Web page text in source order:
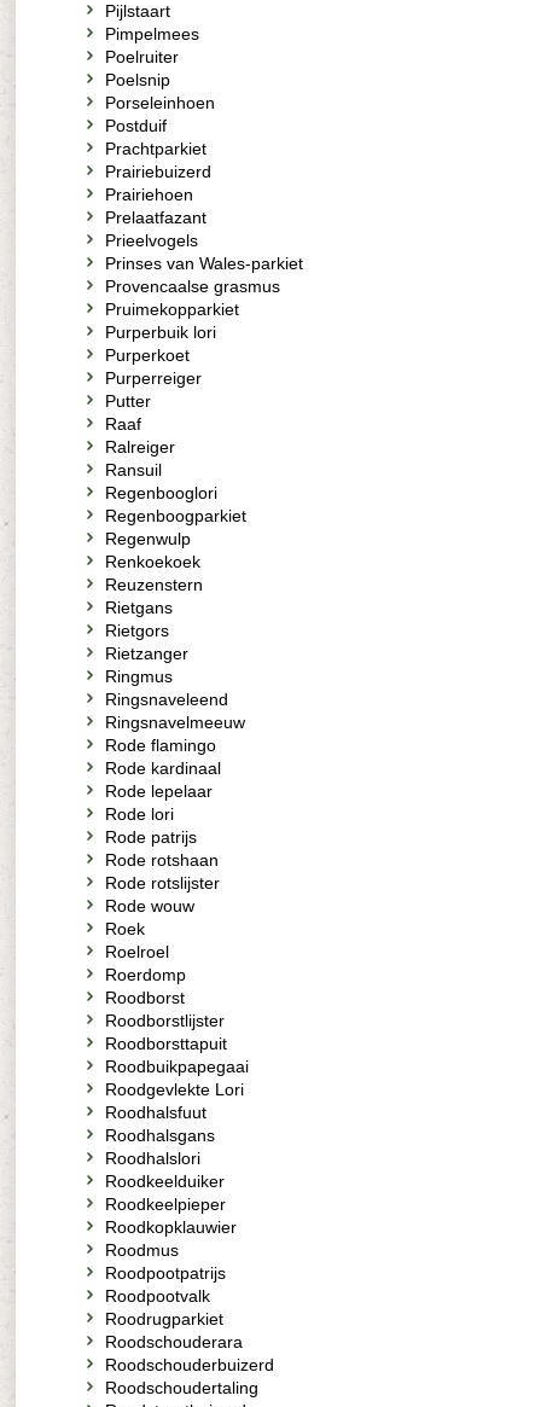
Pijlstaart
Pimpelmees
Poelruiter
Poelsnip
Porseleinhoen
Postduif
Prachtparkiet
Prairiebuizerd
Prairiehoen
Prelaatfazant
Prieelvogels
Prinses van Wales-parkiet
Provencaalse grasmus
Pruimekopparkiet
Purperbuik lori
Purperkoet
Purperreiger
Putter
Raaf
Ralreiger
Ransuil
Regenbooglori
Regenboogparkiet
Regenwulp
Renkoekoek
Reuzenstern
Rietgans
Rietgors
Rietzanger
Ringmus
Ringsnaveleend
Ringsnavelmeeuw
Rode flamingo
Rode kardinaal
Rode lepelaar
Rode lori
Rode patrijs
Rode rotshaan
Rode rotslijster
Rode wouw
Roek
Roelroel
Roerdomp
Roodborst
Roodborstlijster
Roodborsttapuit
Roodbuikpapegaai
Roodgevlekte Lori
Roodhalsfuut
Roodhalsgans
Roodhalslori
Roodkeelduiker
Roodkeelpieper
Roodkopklauwier
Roodmus
Roodpootpatrijs
Roodpootvalk
Roodrugparkiet
Roodschouderara
Roodschouderbuizerd
Roodschoudertaling